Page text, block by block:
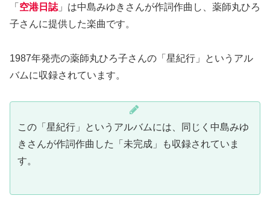
「 空港日誌」は中島みゆきさんが作詞作曲し、薬師丸ひろ
子さんに提供した楽曲です。
1987年発売の薬師丸ひろ子さんの「星紀行」というアル
バムに収録されています。
この「星紀行」というアルバムには、同じく中島みゆ
きさんが作詞作曲した「未完成」も収録されていま
す。